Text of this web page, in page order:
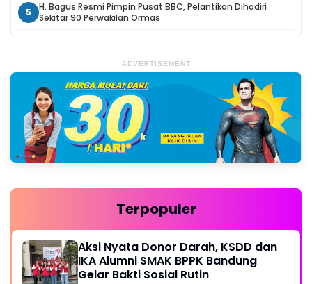
5
H. Bagus Resmi Pimpin Pusat BBC, Pelantikan Dihadiri
Sekitar 90 Perwakilan Ormas
ADVERTISEMENT
Terpopuler
Aksi Nyata Donor Darah, KSDD dan
IKA Alumni SMAK BPPK Bandung
Gelar Bakti Sosial Rutin